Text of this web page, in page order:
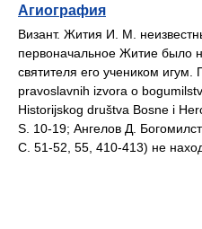
Агиография
Визант. Жития И. М.
первоначальное Житие было
святителя его учеником
pravoslavnih izvora o
Historijskog društva Bosne i
S. 10-19; Ангелов Д.
С. 51-52, 55, 410-413) не